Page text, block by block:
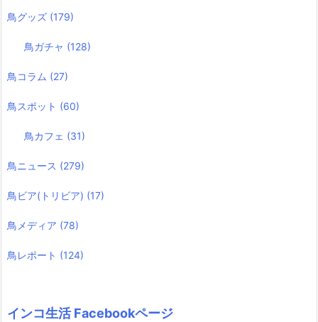
鳥グッズ (179)
鳥ガチャ (128)
鳥コラム (27)
鳥スポット (60)
鳥カフェ (31)
鳥ニュース (279)
鳥ビア(トリビア) (17)
鳥メディア (78)
鳥レポート (124)
インコ生活 Facebookページ